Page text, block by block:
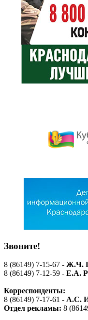
Звоните!
8 (86149) 7-15-67 - Ж.Ч.
8 (86149) 7-12-59 - Е.А.
Корреспонденты:
8 (86149) 7-17-61 - А.С.
Отдел рекламы: 8